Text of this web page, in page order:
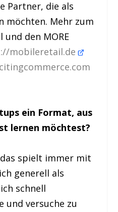
Partner, die als
möchten. Mehr zum
und den MORE
mobileretail.de
ein Format, aus
lernen möchtest?
spielt immer mit
generell als
schnell
und versuche zu